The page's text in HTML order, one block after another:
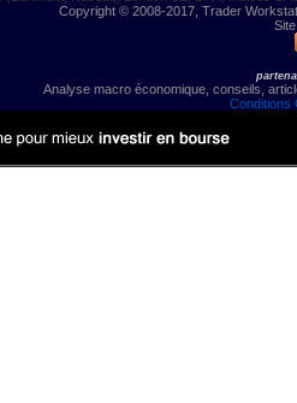
Copyright © 2008-2017, Trader
Analyse macro économique, conseils,
Conditions